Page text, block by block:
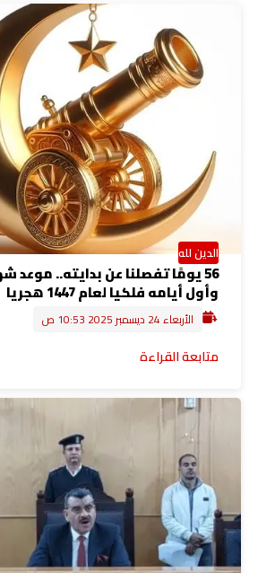
الدين لله
56 يومًا تفصلنا عن بدايته.. موعد
وأول أيامه فلكيا لعام 1447 هجريا
الأربعاء 24 ديسمبر 2025 10:53 ص
متابعة القراءة